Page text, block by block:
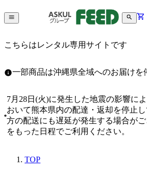
こちらはレンタル専用サイトです
一部商品は沖縄県全域へのお届けを
7月28日(火)に発生した地震の影響に
おいて熊本県内の配達・返却を停止
方の配送にも遅延が発生する場合が
をもった日程でご利用ください。
TOP